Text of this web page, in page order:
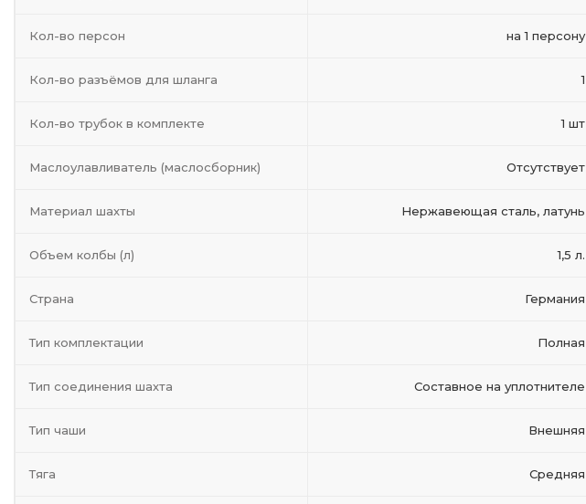
Кол-во персон на 1 персону
Кол-во разъёмов для шланга 1
Кол-во трубок в комплекте 1 шт
Маслоулавливатель (маслосборник) Отсутствует
Материал шахты Нержавеющая сталь, латунь
Объем колбы (л) 1,5 л.
Страна Германия
Тип комплектации Полная
Тип соединения шахта Составное на уплотнителе
Тип чаши Внешняя
Тяга Средняя